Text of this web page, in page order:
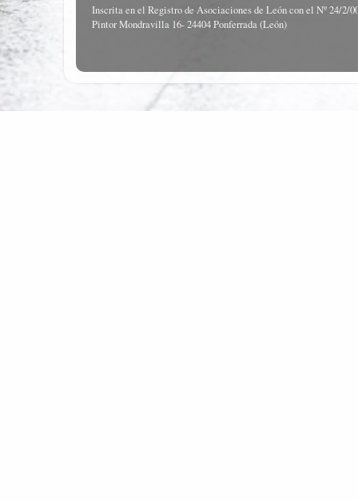
Inscrita en el Registro de Asociaciones de León con el Nº 24/2/
Pintor Mondravilla 16- 24404 Ponferrada (León)